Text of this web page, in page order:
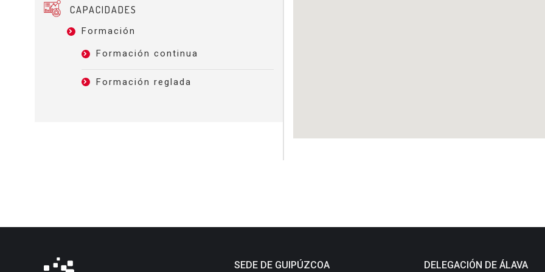
CAPACIDADES
Formación
Formación continua
Formación reglada
SEDE DE GUIPÚZCOA DELEGACIÓN DE ÁLAVA